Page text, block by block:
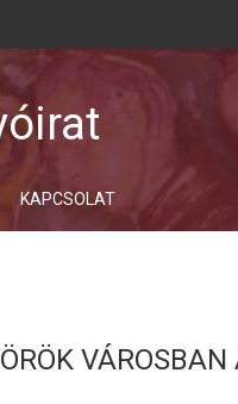
KAPCSOLAT